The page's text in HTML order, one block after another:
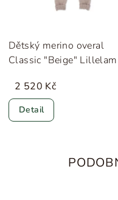
Dětský merino overal
Classic "Beige" Lillelam
2 520 Kč
Detail